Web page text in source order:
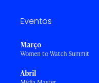
Eventos
Março
Women to Watch Summit
Abril